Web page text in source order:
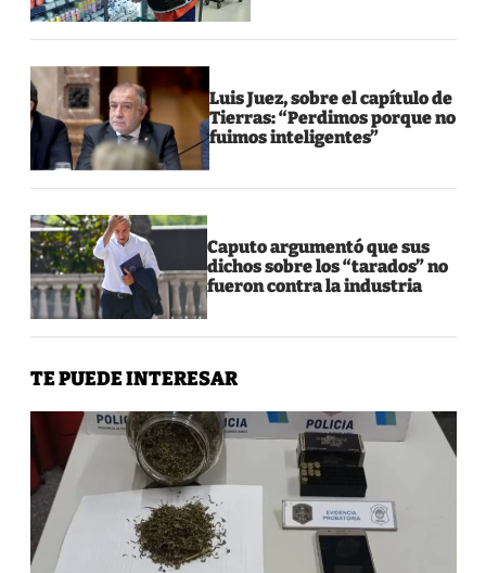
Luis Juez, sobre el capítulo de
Tierras: “Perdimos porque no
fuimos inteligentes”
Caputo argumentó que sus
dichos sobre los “tarados” no
fueron contra la industria
TE PUEDE INTERESAR